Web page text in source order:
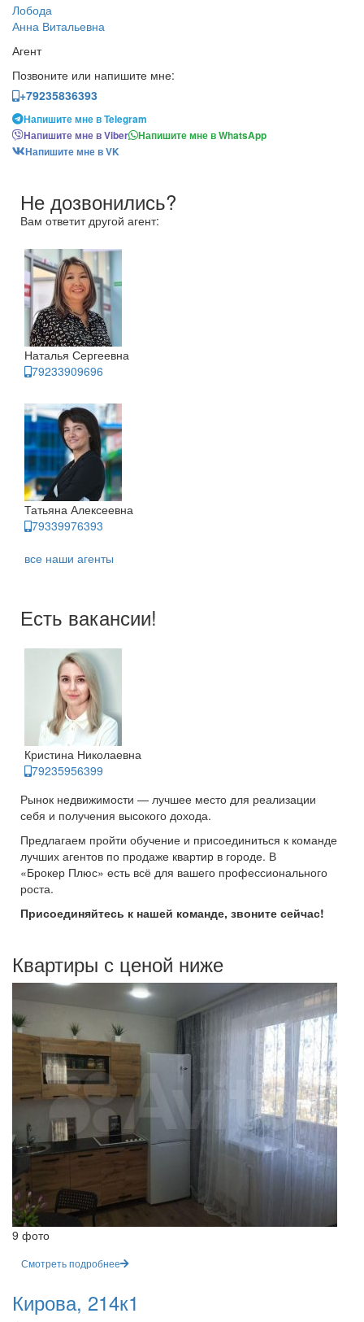
Лобода
Анна Витальевна
Агент
Позвоните или напишите мне:
+79235836393
Напишите мне в Telegram
Напишите мне в Viber
Напишите мне в WhatsApp
Напишите мне в VK
Не дозвонились?
Вам ответит другой агент:
Наталья Сергеевна
79233909696
Татьяна Алексеевна
79339976393
все наши агенты
Есть вакансии!
Кристина Николаевна
79235956399
Рынок недвижимости — лучшее место для реализации
себя и получения высокого дохода.
Предлагаем пройти обучение и присоединиться к команде
лучших агентов по продаже квартир в городе. В
«Брокер Плюс» есть всё для вашего профессионального
роста.
Присоединяйтесь к нашей команде, звоните сейчас!
Квартиры с ценой ниже
9 фото
Смотреть подробнее
Кирова, 214к1